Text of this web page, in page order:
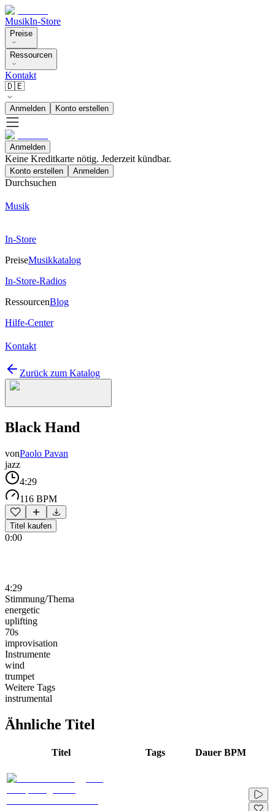
MusikIn-Store
Preise
Ressourcen
Kontakt
🇩🇪
Anmelden Konto erstellen
Anmelden
Keine Kreditkarte nötig. Jederzeit kündbar.
Konto erstellen Anmelden
Durchsuchen
Musik
In-Store
PreiseMusikkatalog
In-Store-Radios
RessourcenBlog
Hilfe-Center
Kontakt
Zurück zum Katalog
Black Hand
vonPaolo Pavan
jazz
4:29
116 BPM
Titel kaufen
0:00
4:29
Stimmung/Thema
energetic
uplifting
70s
improvisation
Instrumente
wind
trumpet
Weitere Tags
instrumental
Ähnliche Titel
Titel Tags Dauer BPM